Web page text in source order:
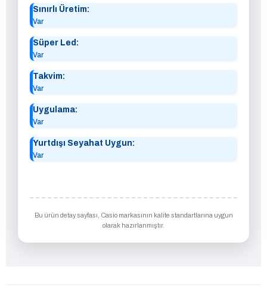
Sınırlı Üretim:
Var
Süper Led:
Var
Takvim:
Var
Uygulama:
Var
Yurtdışı Seyahat Uygun:
Var
Bu ürün detay sayfası, Casio markasının kalite standartlarına uygun
olarak hazırlanmıştır.